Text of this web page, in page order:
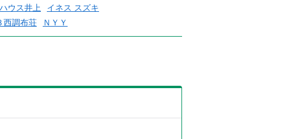
ウス井上
イネス スズキ
西調布荘 ＮＹＹ